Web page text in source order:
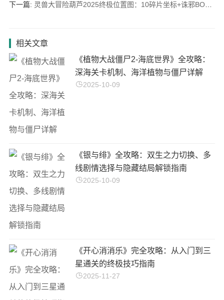
下一篇: 灵兽大冒险葫芦2025终极位置图：10碎片坐标+诛邪BOSS速刷技巧
相关文章
《植物大战僵尸2-海底世界》全攻略：
深海关卡机制、海洋植物与僵尸详解
2025-10-09
《银与绯》全攻略：双生之力切换、多
线剧情选择与隐藏结局解锁指南
2025-10-09
《开心消消乐》完全攻略：从入门到三
星通关的终极技巧指南
2025-11-27